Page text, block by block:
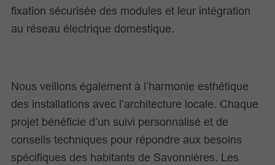
fixation sécurisée des modules et leur intégration
au réseau électrique domestique.
Nous veillons également à l’harmonie esthétique
des installations avec l’architecture locale. Chaque
projet bénéficie d’un suivi personnalisé et de
conseils techniques pour répondre aux besoins
spécifiques des habitants de Savonnières. Les